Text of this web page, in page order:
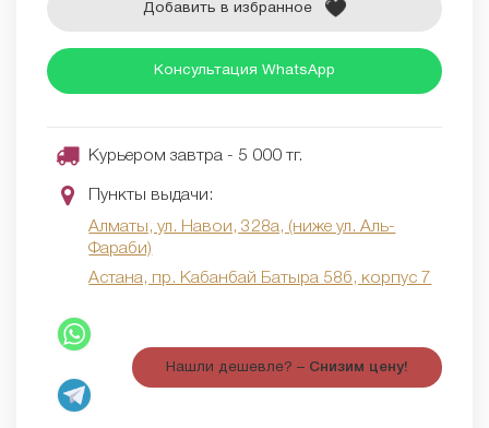
Добавить в избранное
Консультация WhatsApp
Курьером завтра - 5 000 тг.
Пункты выдачи:
Алматы, ул. Навои, 328а, (ниже ул. Аль-
Фараби)
Астана, пр. Кабанбай Батыра 58б, корпус 7
Нашли дешевле? – Снизим цену!